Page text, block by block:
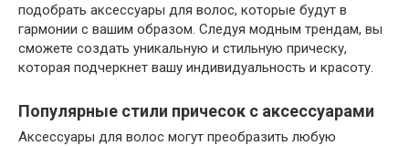
подобрать аксессуары для волос, которые будут в
гармонии с вашим образом. Следуя модным трендам, вы
сможете создать уникальную и стильную прическу,
которая подчеркнет вашу индивидуальность и красоту.
Популярные стили причесок с аксессуарами
Аксессуары для волос могут преобразить любую